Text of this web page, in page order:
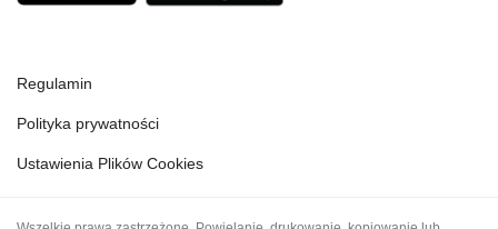
Regulamin
Polityka prywatności
Ustawienia Plików Cookies